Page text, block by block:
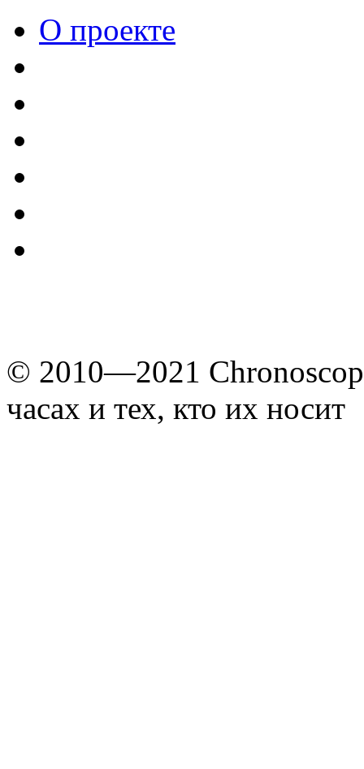
О проекте
© 2010—2021
часах и тех, кто их носит